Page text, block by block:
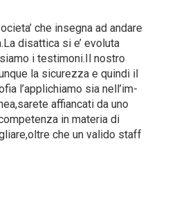
che inse­gna ad anda­re
disat­ti­ca si e’ evo­lu­ta
i testi​mo​ni​.Il nostro
la sicu­rez­za e quin­di il
l’ap­pli­chia­mo sia nel­l’im­
affian­ca­ti da uno
in mate­ria di
che un vali­do staff